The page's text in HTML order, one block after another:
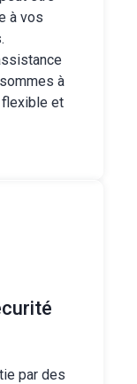
à vos
à
et
par des